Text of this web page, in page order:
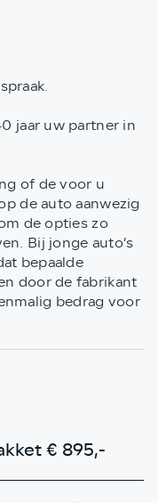
jaar uw partner in
of de voor u
de auto aanwezig
de opties zo
Bij jonge auto’s
bepaalde
door de fabrikant
bedrag voor
€ 895,-